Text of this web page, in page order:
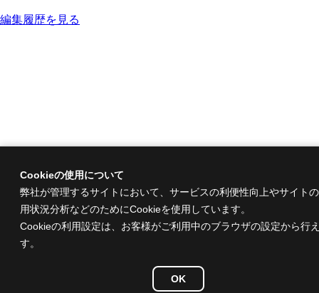
編集履歴を見る
Cookieの使用について
弊社が管理するサイトにおいて、サービスの利便性向上やサイト
用状況分析などのためにCookieを使用しています。
Cookieの利用設定は、お客様がご利用中のブラウザの設定から行
す。
OK